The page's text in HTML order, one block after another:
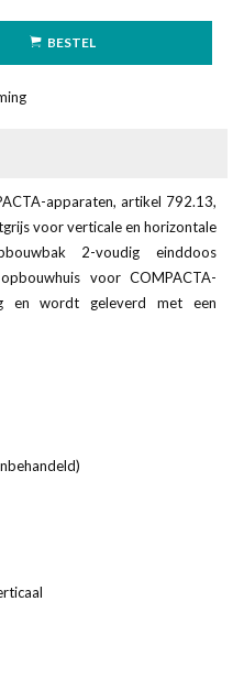
BESTEL
apparaten, artikel 792.13,
voor verticale en horizontale
2-voudig einddoos
voor COMPACTA-
en wordt geleverd met een